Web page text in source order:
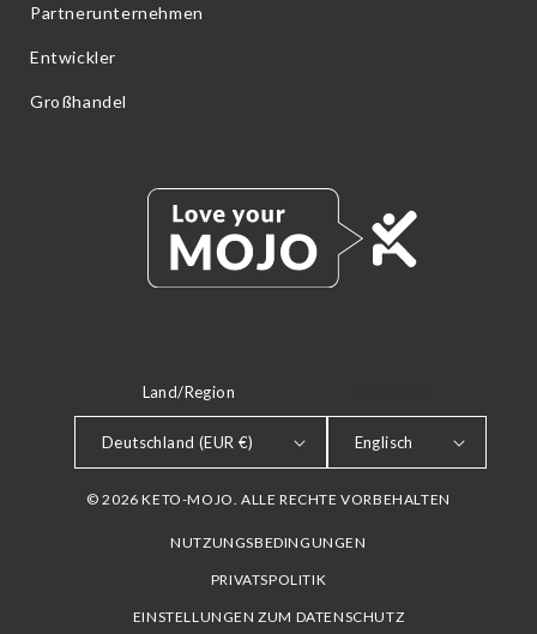
Partnerunternehmen
Entwickler
Großhandel
Land/Region
Deutschland (EUR €) Englisch
© 2026 KETO-MOJO. ALLE RECHTE VORBEHALTEN
NUTZUNGSBEDINGUNGEN
PRIVATSPOLITIK
EINSTELLUNGEN ZUM DATENSCHUTZ